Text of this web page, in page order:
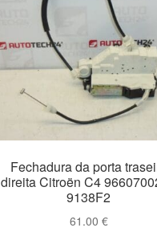
Fechadura da porta
direita Citroën C4
9138F2
61.00 €